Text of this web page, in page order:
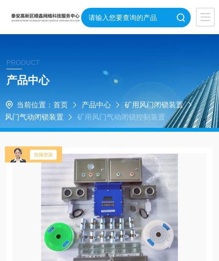
PRODUCT
产品中心
当前位置： 首页 产品中心
矿用风门闭锁装置
风门气动闭锁装置
矿用风门气动闭锁控制装置